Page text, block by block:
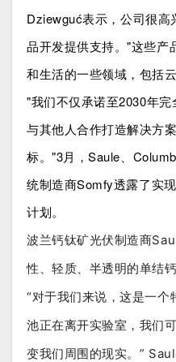
Dziewguć表示，公司很
品开发提供支持。"这些产
和生活的一些领域，包括云
"我们不仅承诺至2030年
与其他人合作打造解决方
标。"3月，Saule、
统制造商Somfy透露了实
计划。
波兰钙钛矿光伏制造商
性、轻质、半透明的单结
“对于我们来说，这是一
池正在离开实验室，我们
变我们周围的现实。”